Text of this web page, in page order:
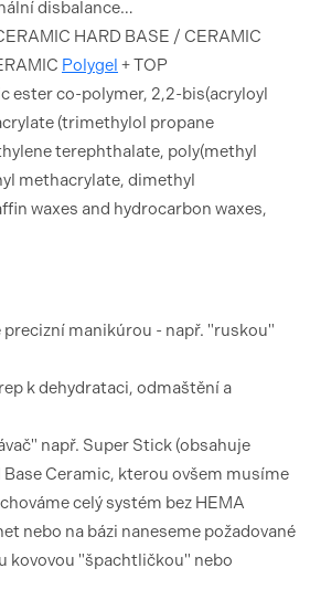
disbalance…
HARD BASE / CERAMIC
Polygel + TOP
ester co-polymer, 2,2-bis(acryloyl
(trimethylol propane
terephthalate, poly(methyl
methacrylate, dimethyl
waxes and hydrocarbon waxes,
precizní manikúrou - např. "ruskou"
k dehydrataci, odmaštění a
např. Super Stick (obsahuje
Base Ceramic, kterou ovšem musíme
celý systém bez HEMA
nebo na bázi naneseme požadované
kovovou "špachtličkou" nebo